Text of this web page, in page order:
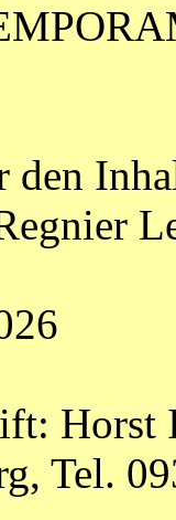
Horst
Tel.